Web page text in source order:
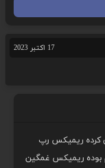
17 اکتبر 2023
کرده ریمیکس رپ
بوده ریمیکس غمگین